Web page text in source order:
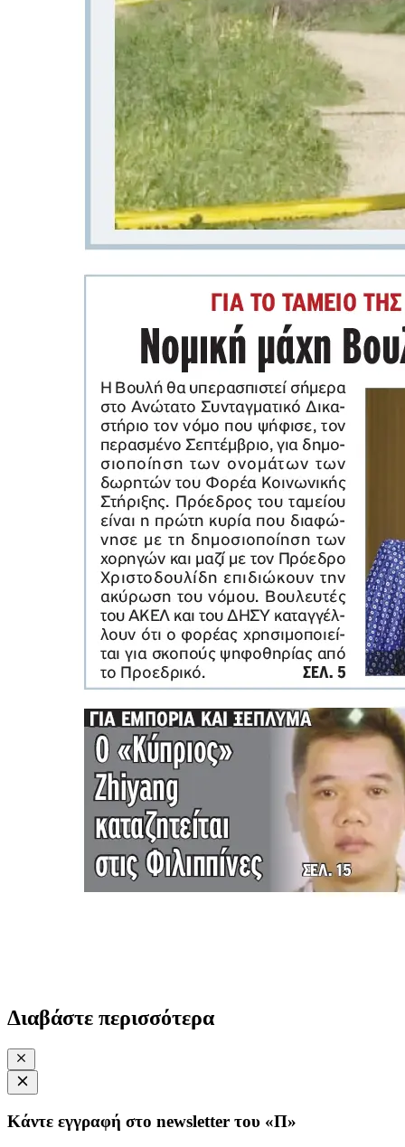
Διαβάστε περισσότερα
Κάντε εγγραφή στο newsletter του «Π»